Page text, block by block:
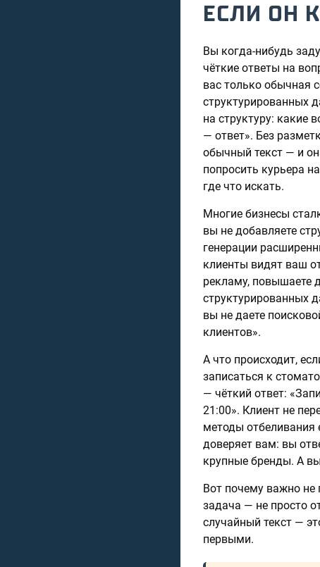
ЕСЛИ ОН
Вы когда-нибудь
чёткие ответы на
вас только обычная
структурированных
на структуру: какие
— ответ». Без
обычный текст — и
попросить курьера
где что искать.
Многие бизнесы
вы не добавляете
генерации
клиенты видят ваш
рекламу, повышаете
структурированных
вы не даете
клиентов».
А что происходит,
записаться к
— чёткий ответ:
21:00». Клиент не
методы отбеливания
доверяет вам: вы
крупные бренды. А
Вот почему важно не
задача — не просто
случайный текст —
первыми.